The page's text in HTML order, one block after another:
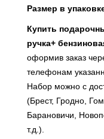
Размер в
Купить
ручка+
оформив заказ
телефонам
Набор можно с
(Брест, Гродно,
Барановичи,
т.д.).